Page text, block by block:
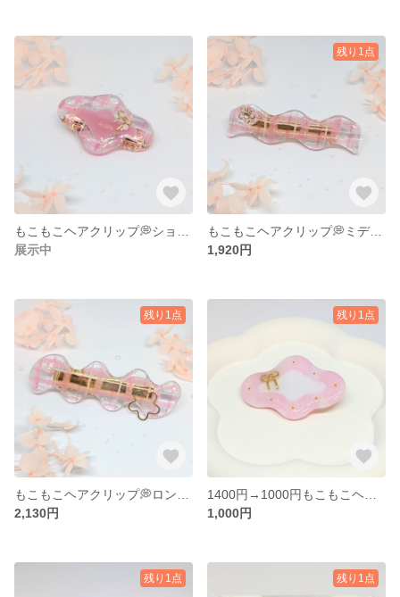
展示中
残り1点
もこもこヘアクリップ💭ミディアム（ピンクチェック）
1,920円
残り1点
2,130円
残り1点
1,000円
残り1点 残り1点